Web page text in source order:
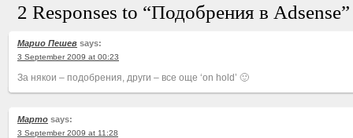
2 Responses to “Подобрения в Adsense”
Марио Пешев says:
3 September 2009 at 00:23
За някои – подобрения, други – все още ‘on hold’ 🙂
Марто says:
3 September 2009 at 11:28